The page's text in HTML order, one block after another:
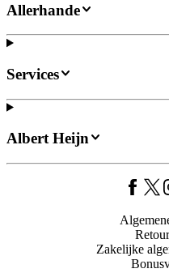
Allerhande
Services
Albert Heijn
Zakelijke